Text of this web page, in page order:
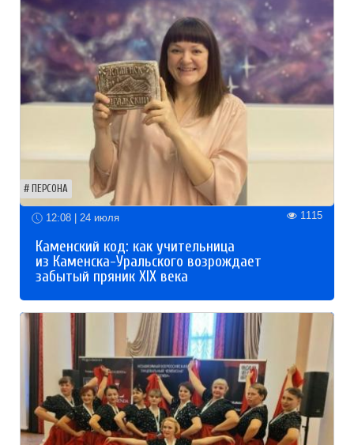
ПЕРСОНА
12:08 | 24 июля 1115
Каменский код: как учительница
из Каменска-Уральского возрождает
забытый пряник XIX века